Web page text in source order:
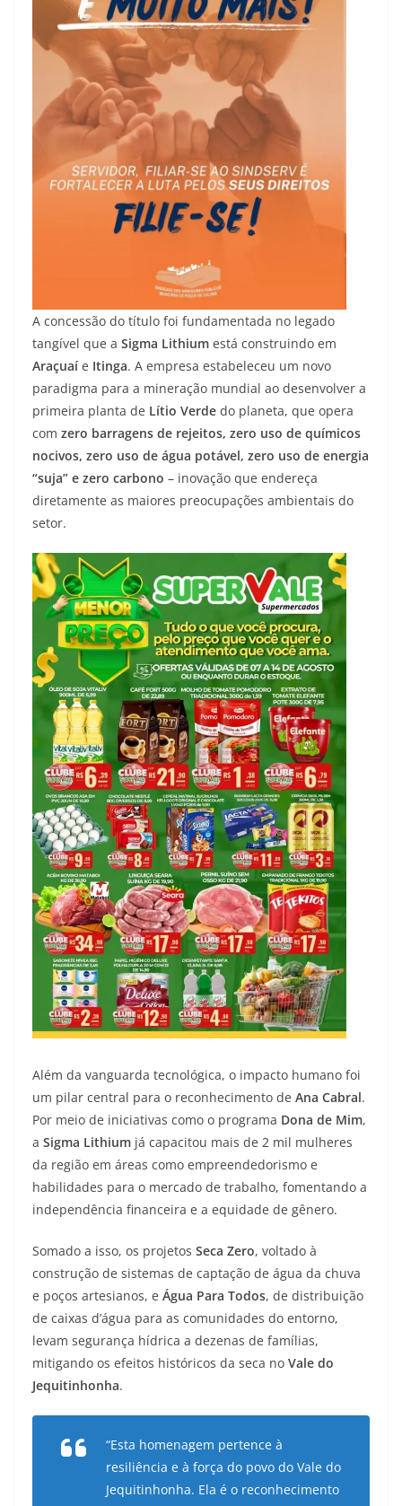
A concessão do título foi fundamentada no legado
tangível que a Sigma Lithium está construindo em
Araçuaí e Itinga. A empresa estabeleceu um novo
paradigma para a mineração mundial ao desenvolver a
primeira planta de Lítio Verde do planeta, que opera
com zero barragens de rejeitos, zero uso de químicos
nocivos, zero uso de água potável, zero uso de energia
“suja” e zero carbono – inovação que endereça
diretamente as maiores preocupações ambientais do
setor.
Além da vanguarda tecnológica, o impacto humano foi
um pilar central para o reconhecimento de Ana Cabral.
Por meio de iniciativas como o programa Dona de Mim,
a Sigma Lithium já capacitou mais de 2 mil mulheres
da região em áreas como empreendedorismo e
habilidades para o mercado de trabalho, fomentando a
independência financeira e a equidade de gênero.
Somado a isso, os projetos Seca Zero, voltado à
construção de sistemas de captação de água da chuva
e poços artesianos, e Água Para Todos, de distribuição
de caixas d’água para as comunidades do entorno,
levam segurança hídrica a dezenas de famílias,
mitigando os efeitos históricos da seca no Vale do
Jequitinhonha.
“Esta homenagem pertence à
resiliência e à força do povo do Vale do
Jequitinhonha. Ela é o reconhecimento